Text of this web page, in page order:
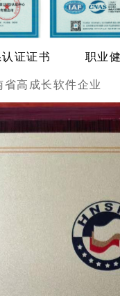
认证证书 职业
高成长软件企业